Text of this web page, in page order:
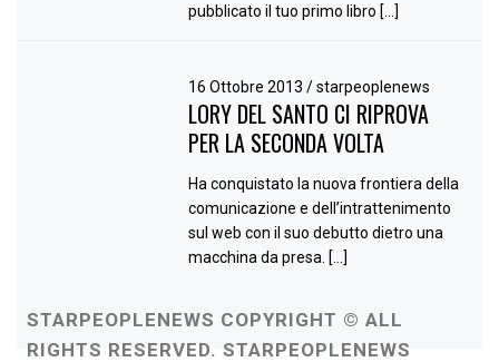
pubblicato il tuo primo libro […]
16 Ottobre 2013/ starpeoplenews
LORY DEL SANTO CI RIPROVA
PER LA SECONDA VOLTA
Ha conquistato la nuova frontiera della
comunicazione e dell’intrattenimento
sul web con il suo debutto dietro una
macchina da presa. […]
STARPEOPLENEWS COPYRIGHT © ALL
RIGHTS RESERVED. STARPEOPLENEWS